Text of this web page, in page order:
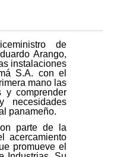
de
Arango,
instalaciones
S.A. con el
mano las
y comprender
necesidades
panameño.
parte de la
acercamiento
promueve el